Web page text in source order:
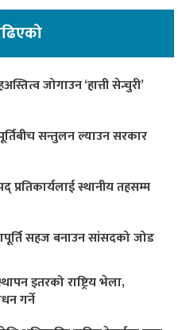
जोगाउन ‘हात्ती सेन्चुरी’
सन्तुलन ल्याउन सरकार
प्रतिकार्यलाई स्थानीय तहसम्म
सहज बनाउन सांसदको जोड
इतरको राष्ट्रिय भेला,
गर्ने